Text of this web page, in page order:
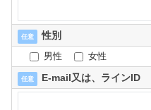
任意 性別
男性 女性
任意 E-mail又は、ラインID